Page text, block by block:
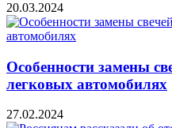
20.03.2024
Особенности замены
легковых автомобилях
27.02.2024